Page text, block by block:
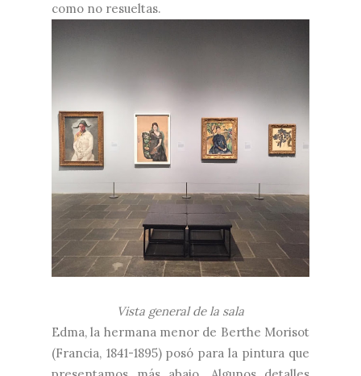
como no resueltas.
Vista general de la sala
Edma, la hermana menor de Berthe Morisot
(Francia, 1841-1895) posó para la pintura que